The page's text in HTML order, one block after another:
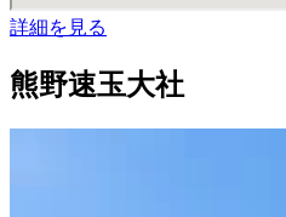
詳細を見る
熊野速玉大社